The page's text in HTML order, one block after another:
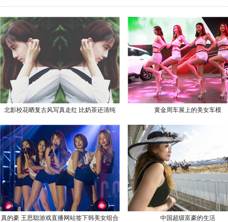
北影校花晒复古风写真走红 比奶茶还清纯
真的豪 王思聪游戏直播网站签下韩美女组合
黄金周车展上的美女车模
中国超级富豪的生活